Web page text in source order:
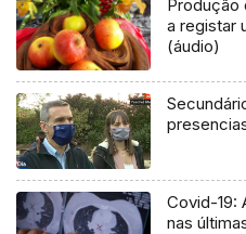
Produção
a registar
(áudio)
Covid-19:
nas